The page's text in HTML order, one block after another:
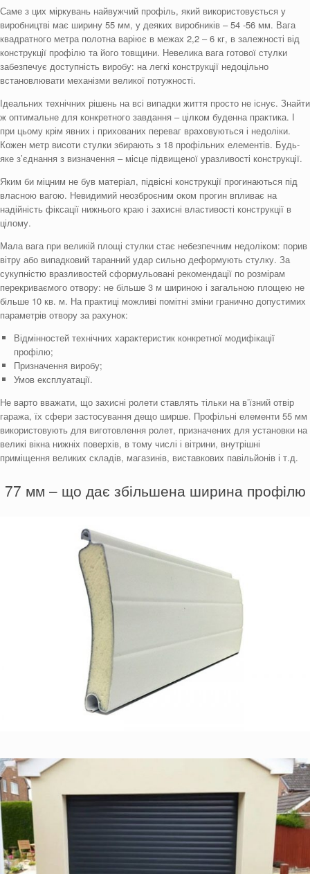
Саме з цих міркувань найвужчий профіль, який використовується у
виробництві має ширину 55 мм, у деяких виробників – 54 -56 мм. Вага
квадратного метра полотна варіює в межах 2,2 – 6 кг, в залежності від
конструкції профілю та його товщини. Невелика вага готової стулки
забезпечує доступність виробу: на легкі конструкції недоцільно
встановлювати механізми великої потужності.
Ідеальних технічних рішень на всі випадки життя просто не існує. Знайти
ж оптимальне для конкретного завдання – цілком буденна практика. І
при цьому крім явних і прихованих переваг враховуються і недоліки.
Кожен метр висоти стулки збирають з 18 профільних елементів. Будь-
яке з’єднання з визначення – місце підвищеної уразливості конструкції.
Яким би міцним не був матеріал, підвісні конструкції прогинаються під
власною вагою. Невидимий неозброєним оком прогин впливає на
надійність фіксації нижнього краю і захисні властивості конструкції в
цілому.
Мала вага при великій площі стулки стає небезпечним недоліком: порив
вітру або випадковий таранний удар сильно деформують стулку. За
сукупністю вразливостей сформульовані рекомендації по розмірам
перекриваємого отвору: не більше 3 м шириною і загальною площею не
більше 10 кв. м. На практиці можливі помітні зміни гранично допустимих
параметрів отвору за рахунок:
Відмінностей технічних характеристик конкретної модифікації
профілю;
Призначення виробу;
Умов експлуатації.
Не варто вважати, що захисні ролети ставлять тільки на в’їзний отвір
гаража, їх сфери застосування дещо ширше. Профільні елементи 55 мм
використовують для виготовлення ролет, призначених для установки на
великі вікна нижніх поверхів, в тому числі і вітрини, внутрішні
приміщення великих складів, магазинів, виставкових павільйонів і т.д.
77 мм – що дає збільшена ширина профілю